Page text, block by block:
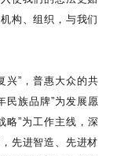
构、组织，与我们
兴” ，普惠大众的共
民族品牌”为发展愿
略”为工作主线，深
先进智造、先进材